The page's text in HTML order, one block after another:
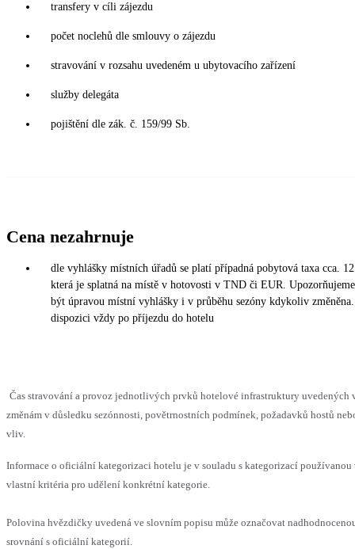
transfery v cíli zájezdu
počet noclehů dle smlouvy o zájezdu
stravování v rozsahu uvedeném u ubytovacího zařízení
služby delegáta
pojištění dle zák. č. 159/99 Sb.
Cena nezahrnuje
dle vyhlášky místních úřadů se platí případná pobytová taxa cca.
která je splatná na místě v hotovosti v TND či EUR.
být úpravou místní vyhlášky i v průběhu sezóny kdykoliv
dispozici vždy po příjezdu do hotelu
Čas stravování a provoz jednotlivých prvků hotelové infrastruktury uvedených
změnám v důsledku sezónnosti, povětrnostních podmínek, požadavků hostů
vliv.
Informace o oficiální kategorizaci hotelu je v souladu s kategorizací používanou
vlastní kritéria pro udělení konkrétní kategorie.
Polovina hvězdičky uvedená ve slovním popisu může označovat
srovnání s oficiální kategorií.